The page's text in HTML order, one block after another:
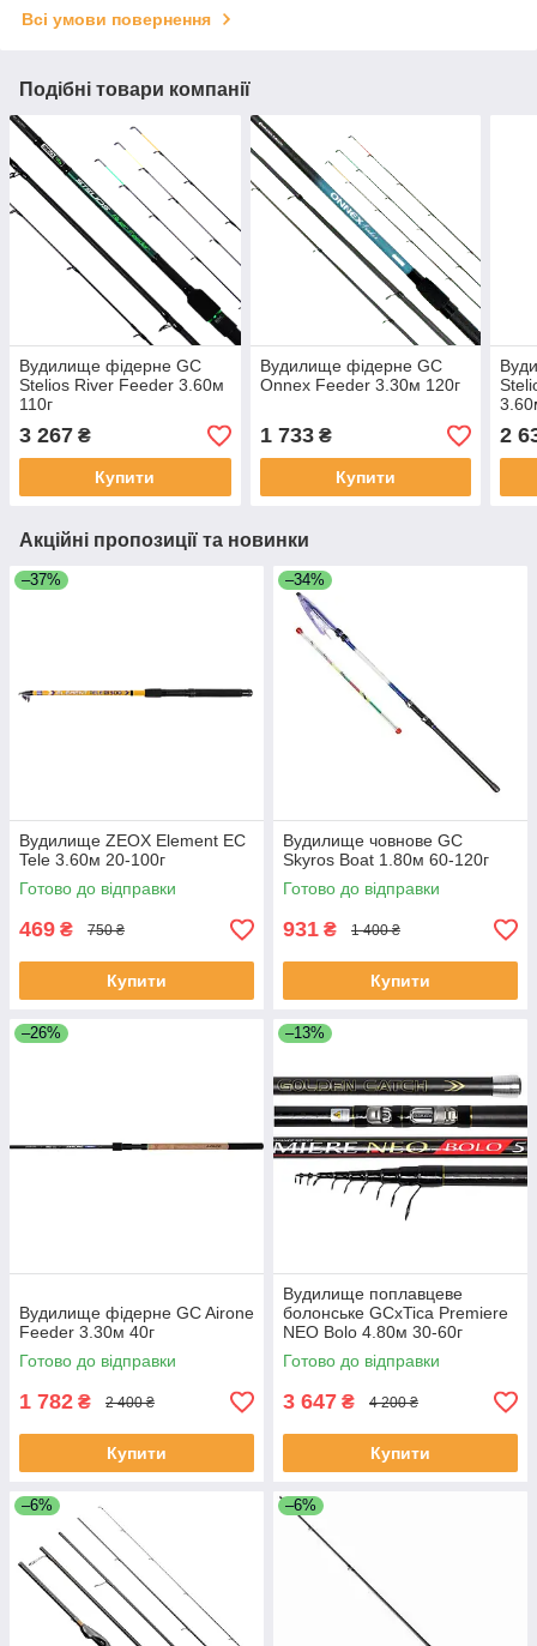
Всі умови повернення
Подібні товари компанії
Вудилище фідерне GC
Stelios River Feeder 3.60м
110г
3 267 ₴
Купити
Вудилище фідерне GC
Onnex Feeder 3.30м 120г
1 733₴
Купити
2
Акційні пропозиції та новинки
–37%
Вудилище ZEOX Element EС
Tele 3.60м 20-100г
Готово до відправки
469 ₴ 750 ₴
Купити
–34%
Вудилище човнове GC
Skyros Boat 1.80м 60-120г
Готово до відправки
931 ₴ 1 400 ₴
Купити
–26%
Вудилище фідерне GC Airone
Feeder 3.30м 40г
Готово до відправки
1 782 ₴ 2 400 ₴
Купити
–13%
Вудилище поплавцеве
болонське GCxTica Premiere
NEO Bolo 4.80м 30-60г
Готово до відправки
3 647 ₴ 4 200 ₴
Купити
–6% –6%